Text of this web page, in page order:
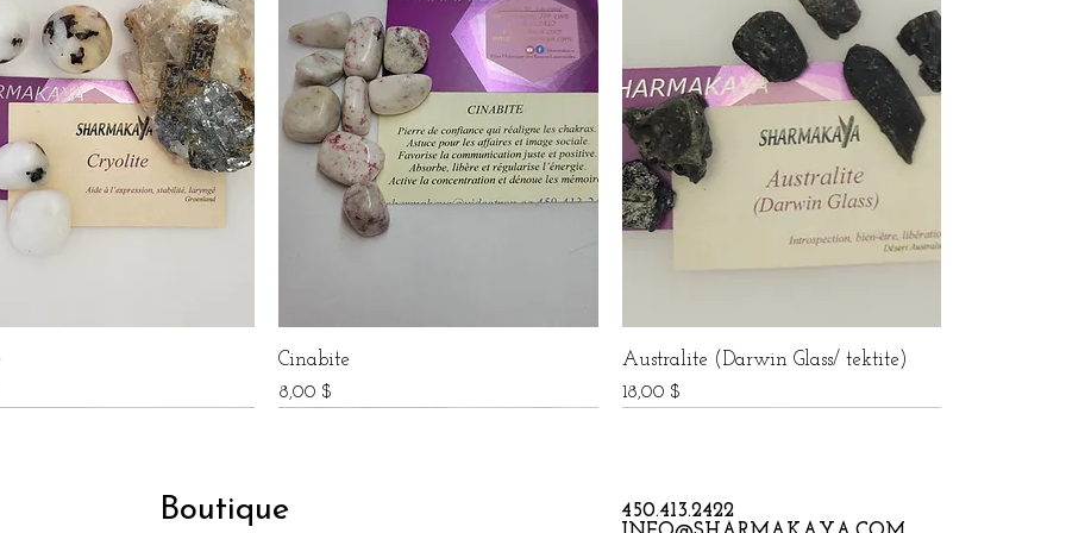
Cinabite
Prix
8,00 $
Australite (Darwin Glass/ tektite)
Prix
18,00 $
Boutique
450.413.2422